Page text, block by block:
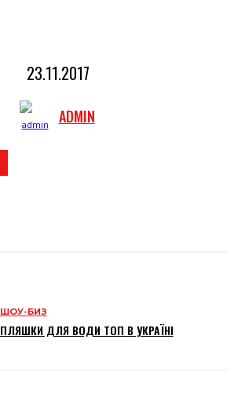
23.11.2017
ADMIN
ШОУ-БИЗ
ПЛЯШКИ ДЛЯ ВОДИ ТОП В УКРАЇНІ